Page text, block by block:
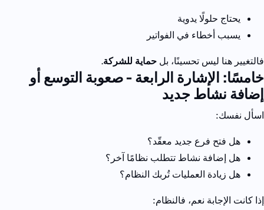
يحتاج حلولًا يدوية
يسبب أخطاء في الفواتير
فالتغيير هنا ليس تحسينًا، بل حماية للشركة.
خامسًا: الإشارة الرابعة - صعوبة التوسع أو
إضافة نشاط جديد
اسأل نفسك:
هل فتح فرع جديد معقّد؟
هل إضافة نشاط تتطلب نظامًا آخر؟
هل زيادة العمليات تُربك النظام؟
إذا كانت الإجابة نعم، فالنظام: